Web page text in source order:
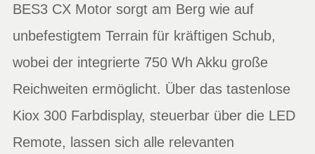
BES3 CX Motor sorgt am Berg wie auf
unbefestigtem Terrain für kräftigen Schub,
wobei der integrierte 750 Wh Akku große
Reichweiten ermöglicht. Über das tastenlose
Kiox 300 Farbdisplay, steuerbar über die LED
Remote, lassen sich alle relevanten